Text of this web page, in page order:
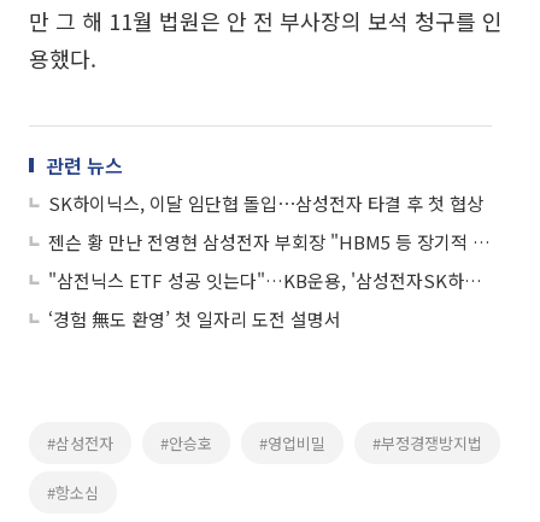
만 그 해 11월 법원은 안 전 부사장의 보석 청구를 인
용했다.
관련 뉴스
SK하이닉스, 이달 임단협 돌입⋯삼성전자 타결 후 첫 협상
젠슨 황 만난 전영현 삼성전자 부회장 "HBM5 등 장기적 협력 논의"
"삼전닉스 ETF 성공 잇는다"…KB운용, '삼성전자SK하이닉스50 펀드' 출시
‘경험 無도 환영’ 첫 일자리 도전 설명서
#삼성전자 #안승호 #영업비밀 #부정경쟁방지법
#항소심